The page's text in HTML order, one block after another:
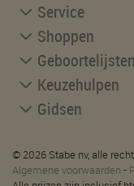
Service
Shoppen
Geboortelijsten
Keuzehulpen
Gidsen
© 2026 Stabe nv, alle
Algemene voorwaarden -